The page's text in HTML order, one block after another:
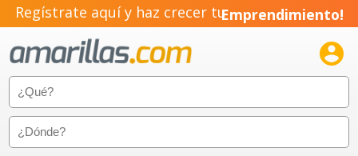
Regístrate aquí y haz crecer tuEmprendimiento!
